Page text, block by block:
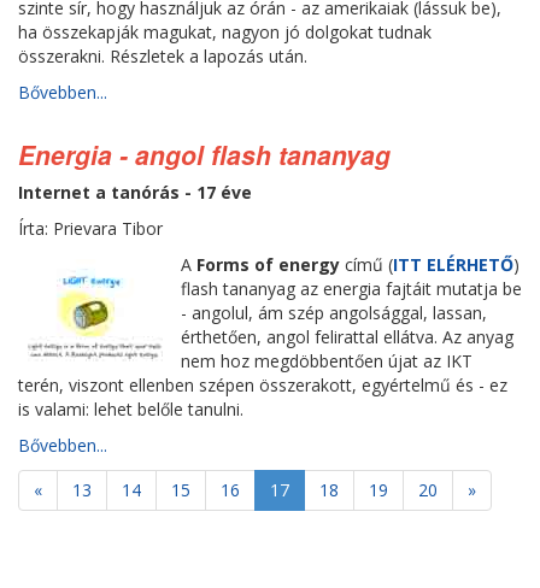
szinte sír, hogy használjuk az órán - az amerikaiak (lássuk be),
ha összekapják magukat, nagyon jó dolgokat tudnak
összerakni. Részletek a lapozás után.
Bővebben...
Energia - angol flash tananyag
Internet a tanórás - 17 éve
Írta: Prievara Tibor
A Forms of energy című (ITT ELÉRHETŐ)
flash tananyag az energia fajtáit mutatja be
- angolul, ám szép angolsággal, lassan,
érthetően, angol felirattal ellátva. Az anyag
nem hoz megdöbbentően újat az IKT
terén, viszont ellenben szépen összerakott, egyértelmű és - ez
is valami: lehet belőle tanulni.
Bővebben...
«
13 14 15 16 17 18 19 20 »